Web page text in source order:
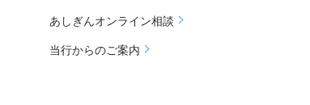
あしぎんオンライン相談
当行からのご案内